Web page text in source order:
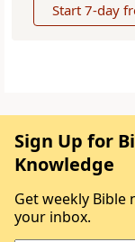
Start 7-day
Sign Up for
Knowledge
Get weekly Bible
your inbox.